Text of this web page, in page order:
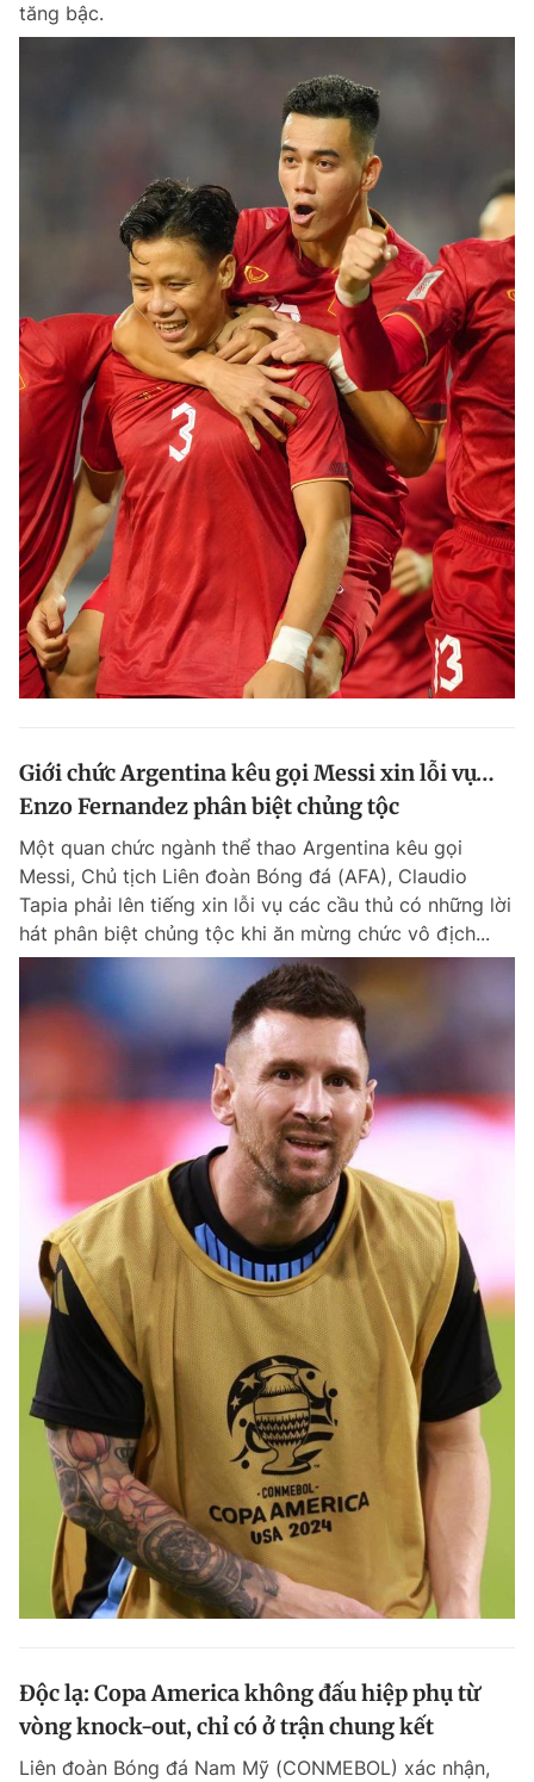
tăng bậc.
Giới chức Argentina kêu gọi Messi xin lỗi vụ…
Enzo Fernandez phân biệt chủng tộc
Một quan chức ngành thể thao Argentina kêu gọi
Messi, Chủ tịch Liên đoàn Bóng đá (AFA), Claudio
Tapia phải lên tiếng xin lỗi vụ các cầu thủ có những lời
hát phân biệt chủng tộc khi ăn mừng chức vô địch...
Độc lạ: Copa America không đấu hiệp phụ từ
vòng knock-out, chỉ có ở trận chung kết
Liên đoàn Bóng đá Nam Mỹ (CONMEBOL) xác nhận,